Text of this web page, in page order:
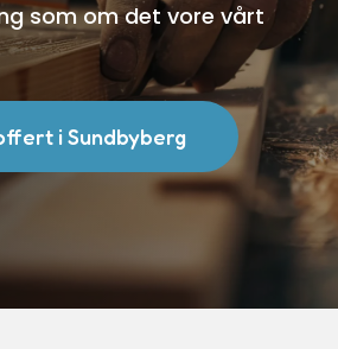
som om det vore vårt
i Sundbyberg